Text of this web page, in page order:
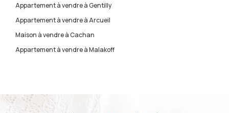
Appartement à vendre à Gentilly
Appartement à vendre à Arcueil
Maison à vendre à Cachan
Appartement à vendre à Malakoff